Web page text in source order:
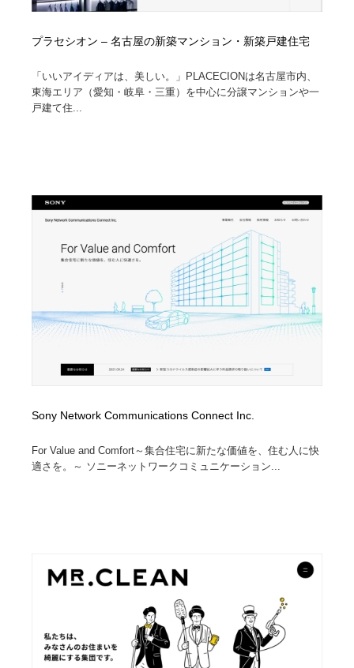
プラセシオン – 名古屋の新築マンション・新築戸建住宅
「いいアイディアは、美しい。」PLACECIONは名古屋市内、
東海エリア（愛知・岐阜・三重）を中心に分譲マンションや一
戸建て住...
Sony Network Communications Connect Inc.
For Value and Comfort～集合住宅に新たな価値を、住む人に快
適さを。～ ソニーネットワークコミュニケーション...